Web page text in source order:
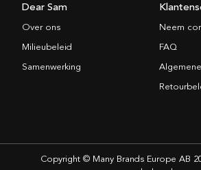
Dear Sam
Over ons
Milieubeleid
Samenwerking
Neem
FAQ
Copyright © Many Brands Europe AB